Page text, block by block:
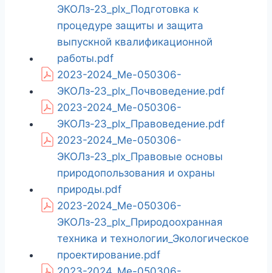
ЭКОЛз-23_plx_Подготовка к
процедуре защиты и защита
выпускной квалификационной
работы.pdf
2023-2024_Ме-050306-
ЭКОЛз-23_plx_Почвоведение.pdf
2023-2024_Ме-050306-
ЭКОЛз-23_plx_Правоведение.pdf
2023-2024_Ме-050306-
ЭКОЛз-23_plx_Правовые основы
природопользования и охраны
природы.pdf
2023-2024_Ме-050306-
ЭКОЛз-23_plx_Природоохранная
техника и технологии_Экологическое
проектирование.pdf